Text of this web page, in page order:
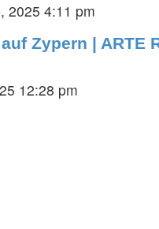
2025 4:11 pm
Zypern | ARTE
12:28 pm